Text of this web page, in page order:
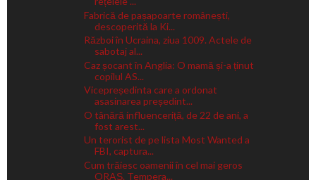
Fabrică de pașapoarte românești,
descoperită la Ki...
Război în Ucraina, ziua 1009. Actele de
sabotaj al...
Caz șocant în Anglia: O mamă și-a ținut
copilul AS...
Vicepreședinta care a ordonat
asasinarea președint...
O tânără influenceriță, de 22 de ani, a
fost arest...
Un terorist de pe lista Most Wanted a
FBI, captura...
Cum trăiesc oamenii în cel mai geros
ORAȘ. Tempera...